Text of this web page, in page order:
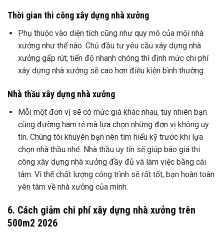
Thời gian thi công xây dựng nhà xưởng
Phụ thuộc vào diện tích cũng như quy mô của mội nhà
xưởng như thế nào. Chủ đầu tư yêu cầu xây dựng nhà
xưởng gấp rút; tiến độ nhanh chóng thì định mức chi phí
xây dựng nhà xưởng sẽ cao hơn điều kiện bình thường.
Nhà thầu xây dựng nhà xưởng
Mỗi một đơn vị sẽ có mức giá khác nhau, tuy nhiên bạn
cũng đường ham rẻ mà lựa chọn những đơn vị không uy
tín. Chúng tôi khuyên bạn nên tìm hiểu kỹ trước khi lựa
chọn nhà thầu nhé. Nhà thầu uy tín sẽ giúp báo giá thi
công xây dựng nhà xưởng đầy đủ và làm việc bằng cái
tâm. Vì thế chất lượng công trình sẽ rất tốt, bạn hoàn toàn
yên tâm về nhà xưởng của mình.
6. Cách giảm chi phí xây dựng nhà xưởng trên
500m2 2026